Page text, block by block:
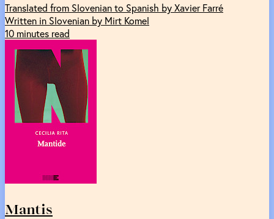
Translated from Slovenian to Spanish by Xavier Farré
Written in Slovenian by Mirt Komel
10 minutes read
Mantis